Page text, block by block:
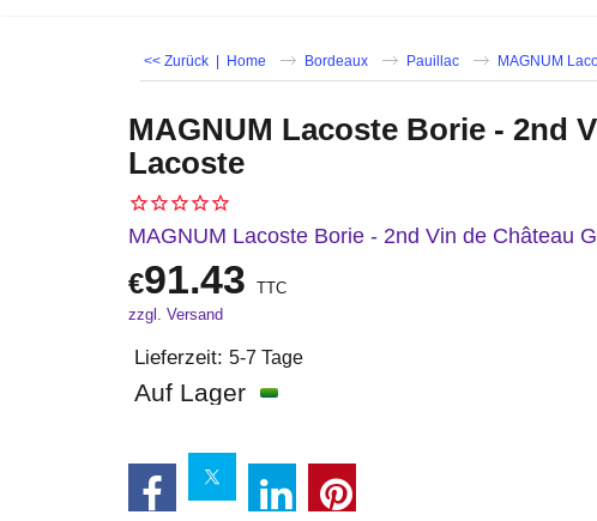
<< Zurück | Home Bordeaux Pauillac MAGNUM
MAGNUM Lacoste Borie - 2nd
Lacoste
MAGNUM Lacoste Borie - 2nd Vin de Château
€91.43
TTC
zzgl. Versand
Lieferzeit: 5-7 Tage
Auf Lager